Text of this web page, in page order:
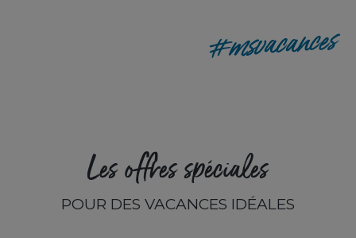
#msvacances
Les offres spéciales
POUR DES VACANCES IDÉALES